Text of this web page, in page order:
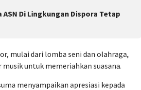
Di Lingkungan Dispora Tetap
mulai dari lomba seni dan olahraga,
untuk memeriahkan suasana.
menyampaikan apresiasi kepada